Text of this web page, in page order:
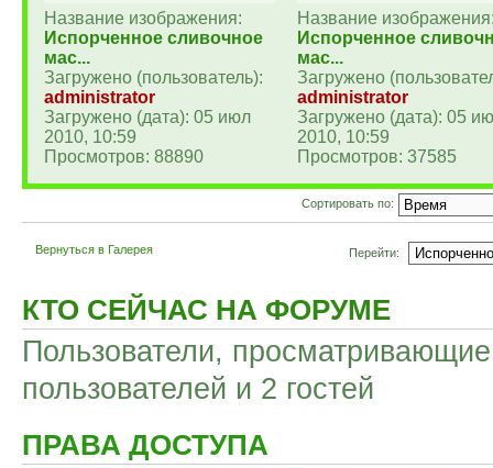
Название изображения:
Испорченное сливочное
мас...
Загружено (пользователь):
administrator
Загружено (дата): 05 июл
2010, 10:59
Просмотров: 88890
Название
Испорченное
мас...
Загружено
administrator
Загружено (дата): 05
2010, 10:59
Просмотров: 37585
Сортировать по:
Вернуться в Галерея Перейти:
КТО СЕЙЧАС НА ФОРУМЕ
Пользователи,
пользователей и 2 гостей
ПРАВА ДОСТУПА